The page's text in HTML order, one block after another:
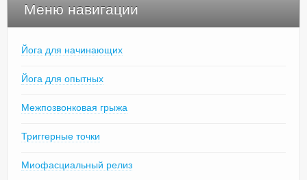
Меню навигации
Йога для начинающих
Йога для опытных
Межпозвонковая грыжа
Триггерные точки
Миофасциальный релиз